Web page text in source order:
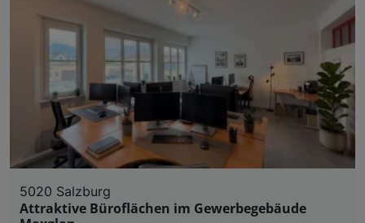
5020 Salzburg
Attraktive Büroflächen im Gewerbegebäude